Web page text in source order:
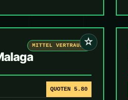
☆
MITTEL VERTRAUEN
QUOTEN 5.80